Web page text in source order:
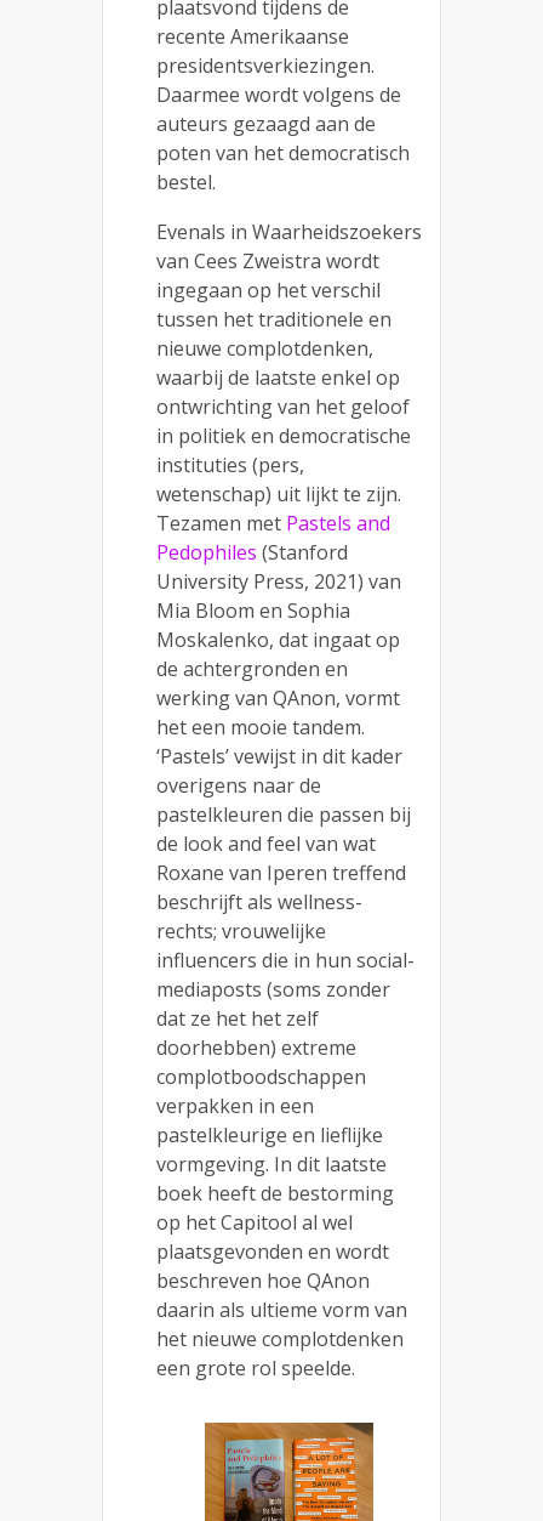
plaatsvond tijdens de
recente Amerikaanse
presidentsverkiezingen.
Daarmee wordt volgens de
auteurs gezaagd aan de
poten van het democratisch
bestel.
Evenals in Waarheidszoekers
van Cees Zweistra wordt
ingegaan op het verschil
tussen het traditionele en
nieuwe complotdenken,
waarbij de laatste enkel op
ontwrichting van het geloof
in politiek en democratische
instituties (pers,
wetenschap) uit lijkt te zijn.
Tezamen met Pastels and
Pedophiles (Stanford
University Press, 2021) van
Mia Bloom en Sophia
Moskalenko, dat ingaat op
de achtergronden en
werking van QAnon, vormt
het een mooie tandem.
‘Pastels’ vewijst in dit kader
overigens naar de
pastelkleuren die passen bij
de look and feel van wat
Roxane van Iperen treffend
beschrijft als wellness-
rechts; vrouwelijke
influencers die in hun social-
mediaposts (soms zonder
dat ze het het zelf
doorhebben) extreme
complotboodschappen
verpakken in een
pastelkleurige en lieflijke
vormgeving. In dit laatste
boek heeft de bestorming
op het Capitool al wel
plaatsgevonden en wordt
beschreven hoe QAnon
daarin als ultieme vorm van
het nieuwe complotdenken
een grote rol speelde.